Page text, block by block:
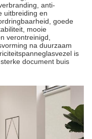
anti-
uitbreiding en
goede
mooie
verontreinigd,
na duurzaam
is
document buis